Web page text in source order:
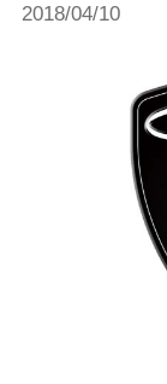
2018/04/10